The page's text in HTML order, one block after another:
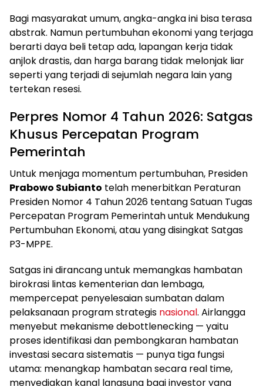
Bagi masyarakat umum, angka-angka ini bisa terasa
abstrak. Namun pertumbuhan ekonomi yang terjaga
berarti daya beli tetap ada, lapangan kerja tidak
anjlok drastis, dan harga barang tidak melonjak liar
seperti yang terjadi di sejumlah negara lain yang
tertekan resesi.
Perpres Nomor 4 Tahun 2026: Satgas
Khusus Percepatan Program
Pemerintah
Untuk menjaga momentum pertumbuhan, Presiden
Prabowo Subianto telah menerbitkan Peraturan
Presiden Nomor 4 Tahun 2026 tentang Satuan Tugas
Percepatan Program Pemerintah untuk Mendukung
Pertumbuhan Ekonomi, atau yang disingkat Satgas
P3-MPPE.
Satgas ini dirancang untuk memangkas hambatan
birokrasi lintas kementerian dan lembaga,
mempercepat penyelesaian sumbatan dalam
pelaksanaan program strategis nasional. Airlangga
menyebut mekanisme debottlenecking — yaitu
proses identifikasi dan pembongkaran hambatan
investasi secara sistematis — punya tiga fungsi
utama: menangkap hambatan secara real time,
menyediakan kanal langsung bagi investor yang